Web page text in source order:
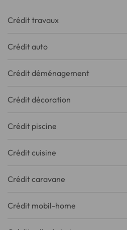
Crédit travaux
Crédit auto
Crédit déménagement
Crédit décoration
Crédit piscine
Crédit cuisine
Crédit caravane
Crédit mobil-home